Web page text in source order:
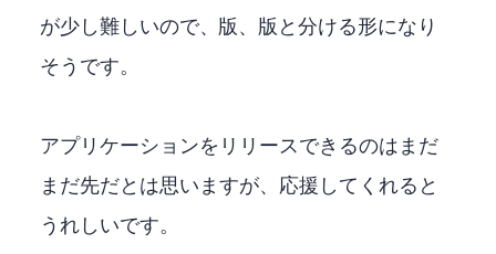
が少し難しいので、Geforce CUDA版、DirectML版と分ける形になり
そうです。
アプリケーションをリリースできるのはまだ
まだ先だとは思いますが、応援してくれると
うれしいです。